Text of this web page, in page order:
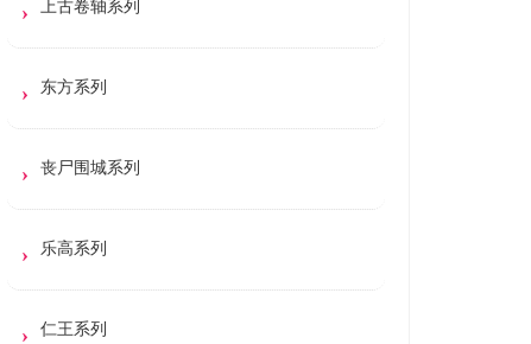
上古卷轴系列
东方系列
丧尸围城系列
乐高系列
仁王系列